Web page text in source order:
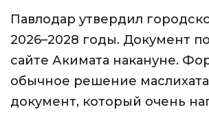
Павлодар утвердил
2026–2028 годы. Документ
сайте Акимата накануне.
обычное решение
документ, который очень